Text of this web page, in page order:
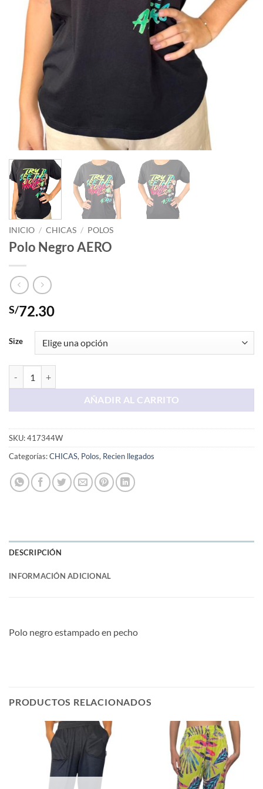
INICIO / CHICAS / POLOS
Polo Negro AERO
S/72.30
Size
AÑADIR AL CARRITO
SKU:417344W
Categorías:CHICAS, Polos, Recien llegados
DESCRIPCIÓN
INFORMACIÓN ADICIONAL
Polo negro estampado en pecho
PRODUCTOS RELACIONADOS